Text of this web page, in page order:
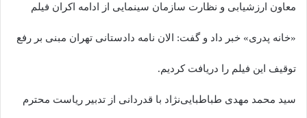
معاون ارزشیابی و نظارت سازمان سینمایی از ادامه اکران فیلم
«خانه پدری» خبر داد و گفت: الان نامه دادستانی تهران مبنی بر رفع
توقیف این فیلم را دریافت کردیم.
سید محمد مهدی طباطبایی‌نژاد با قدردانی از تدبیر ریاست محترم